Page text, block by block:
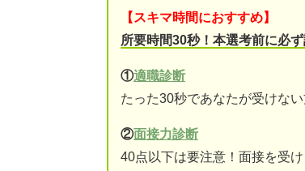
【スキマ時間におすすめ】
所要時間30秒！本選考前に必
①適職診断
たった30秒であなたが受けな
②面接力診断
40点以下は要注意！面接を受